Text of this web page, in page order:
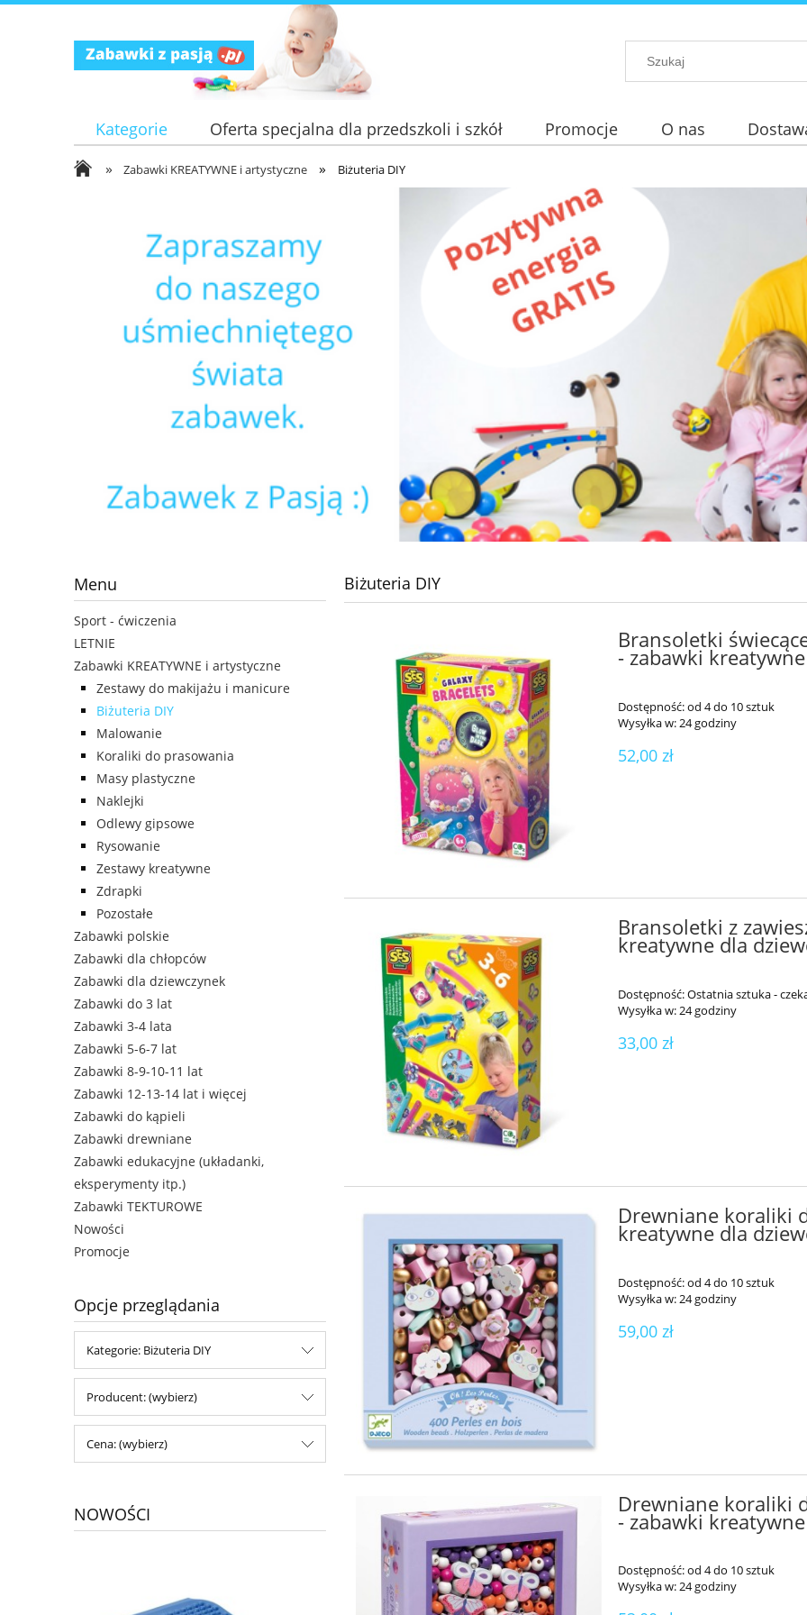
Kategorie Oferta specjalna dla przedszkoli i szkół Promocje O nas
» Zabawki KREATYWNE i artystyczne » Biżuteria DIY
Menu
Sport - ćwiczenia
LETNIE
Zabawki KREATYWNE i artystyczne
Zestawy do makijażu i manicure
Biżuteria DIY
Malowanie
Koraliki do prasowania
Masy plastyczne
Naklejki
Odlewy gipsowe
Rysowanie
Zestawy kreatywne
Zdrapki
Pozostałe
Zabawki polskie
Zabawki dla chłopców
Zabawki dla dziewczynek
Zabawki do 3 lat
Zabawki 3-4 lata
Zabawki 5-6-7 lat
Zabawki 8-9-10-11 lat
Zabawki 12-13-14 lat i więcej
Zabawki do kąpieli
Zabawki drewniane
Zabawki edukacyjne (układanki,
eksperymenty itp.)
Zabawki TEKTUROWE
Nowości
Promocje
Opcje przeglądania
Kategorie: Biżuteria DIY
Producent: (wybierz)
Cena: (wybierz)
NOWOŚCI
Biżuteria DIY
Bransoletki
- zabawki
Dostępność:od 4 do 10 sztuk
Wysyłka w:24 godziny
52,00 zł
Bransoletki z
kreatywne dla
Dostępność:Ostatnia sztuka -
Wysyłka w:24 godziny
33,00 zł
Drewniane koraliki
kreatywne dla
Dostępność:od 4 do 10 sztuk
Wysyłka w:24 godziny
59,00 zł
Drewniane koraliki
- zabawki
Dostępność:od 4 do 10 sztuk
Wysyłka w:24 godziny